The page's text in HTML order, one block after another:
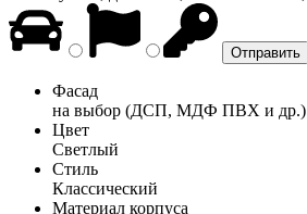
Фасад
на выбор (ДСП, МДФ ПВХ и др.)
Цвет
Светлый
Стиль
Классический
Материал корпуса